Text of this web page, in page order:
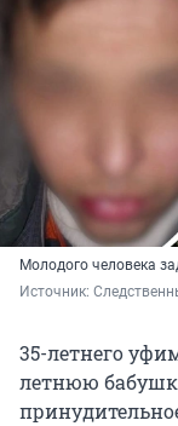
Молодого человека
Источник:
35-летнего
летнюю